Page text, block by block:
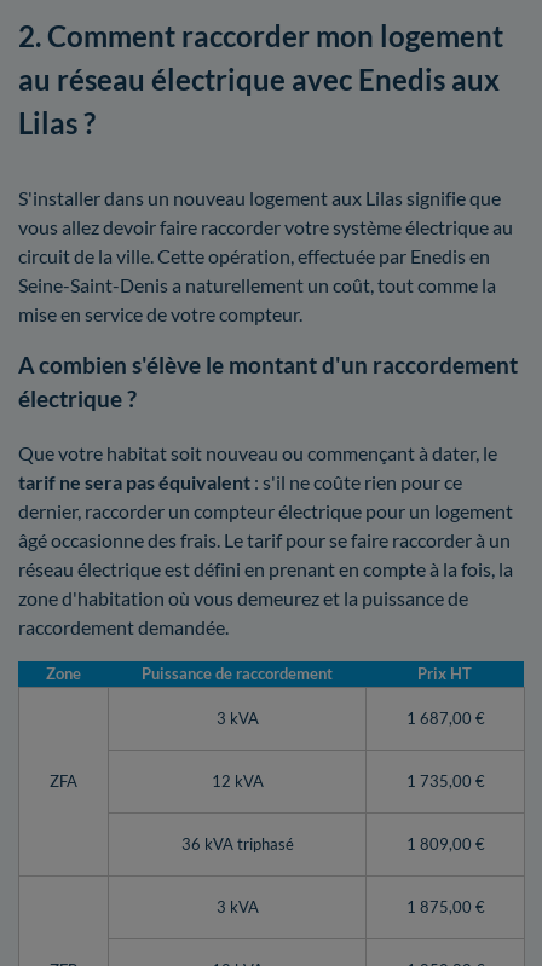
2. Comment raccorder mon logement
au réseau électrique avec Enedis aux
Lilas ?
S'installer dans un nouveau logement aux Lilas signifie que
vous allez devoir faire raccorder votre système électrique au
circuit de la ville. Cette opération, effectuée par Enedis en
Seine-Saint-Denis a naturellement un coût, tout comme la
mise en service de votre compteur.
A combien s'élève le montant d'un raccordement
électrique ?
Que votre habitat soit nouveau ou commençant à dater, le
tarif ne sera pas équivalent : s'il ne coûte rien pour ce
dernier, raccorder un compteur électrique pour un logement
âgé occasionne des frais. Le tarif pour se faire raccorder à un
réseau électrique est défini en prenant en compte à la fois, la
zone d'habitation où vous demeurez et la puissance de
raccordement demandée.
Zone Puissance de raccordement Prix HT
ZFA
3 kVA 1 687,00 €
12 kVA 1 735,00 €
36 kVA triphasé 1 809,00 €
3 kVA 1 875,00 €